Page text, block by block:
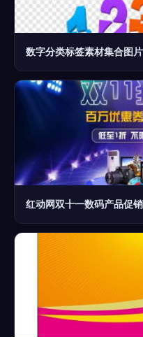
红动网双十一数码产品促